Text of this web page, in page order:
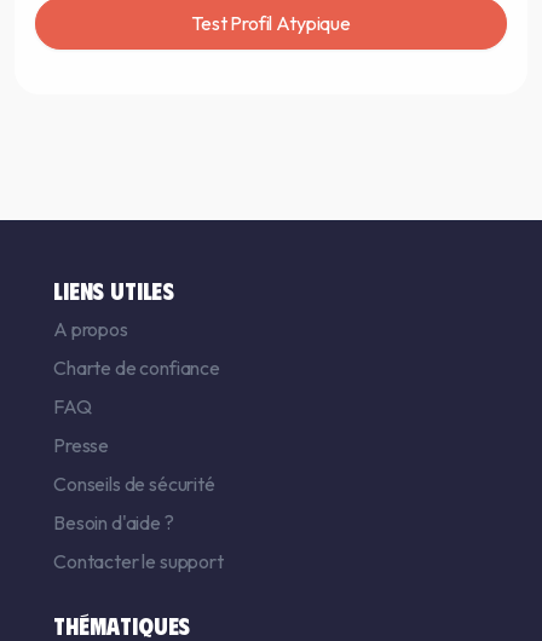
Test Profil Atypique
LIENS UTILES
A propos
Charte de confiance
FAQ
Presse
Conseils de sécurité
Besoin d'aide ?
Contacter le support
THÉMATIQUES